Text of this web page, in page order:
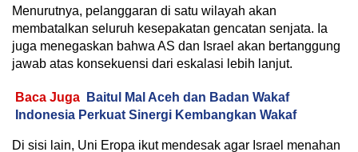
Menurutnya, pelanggaran di satu wilayah akan
membatalkan seluruh kesepakatan gencatan senjata. Ia
juga menegaskan bahwa AS dan Israel akan bertanggung
jawab atas konsekuensi dari eskalasi lebih lanjut.
Baca Juga
Baitul Mal Aceh dan Badan Wakaf
Indonesia Perkuat Sinergi Kembangkan Wakaf
Di sisi lain, Uni Eropa ikut mendesak agar Israel menahan